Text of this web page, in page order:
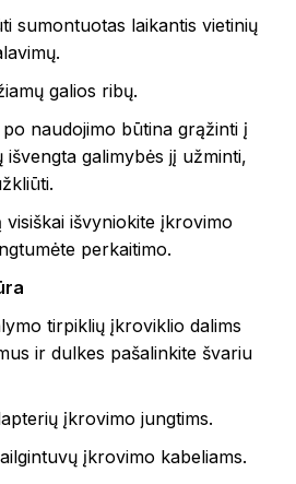
sumontuotas laikantis vietinių
galios ribų.
naudojimo būtina grąžinti į
išvengta galimybės jį užminti,
visiškai išvyniokite įkrovimo
perkaitimo.
tirpiklių įkroviklio dalims
ir dulkes pašalinkite švariu
įkrovimo jungtims.
įkrovimo kabeliams.